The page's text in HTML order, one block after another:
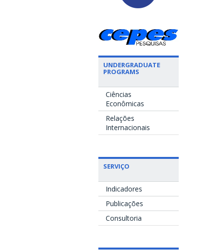
UNDERGRADUATE
PROGRAMS
Ciências
Econômicas
Relações
Internacionais
SERVIÇO
Indicadores
Publicações
Consultoria